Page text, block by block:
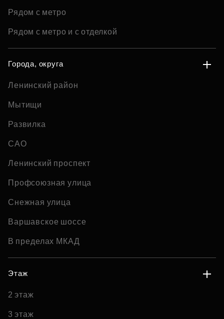
Рядом с метро
Рядом с метро и с отделкой
Города, округа
Ленинский район
Мытищи
Развилка
САО
Ленинский проспект
Профсоюзная улица
Снежная улица
Варшавское шоссе
В пределах МКАД
Этаж
2 этаж
3 этаж